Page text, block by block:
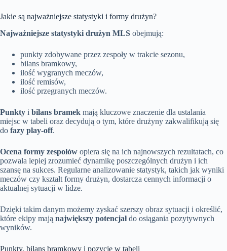
Jakie są najważniejsze statystyki i formy drużyn?
Najważniejsze statystyki drużyn MLS obejmują:
punkty zdobywane przez zespoły w trakcie sezonu,
bilans bramkowy,
ilość wygranych meczów,
ilość remisów,
ilość przegranych meczów.
Punkty i bilans bramek mają kluczowe znaczenie dla ustalania
miejsc w tabeli oraz decydują o tym, które drużyny zakwalifikują się
do fazy play-off.
Ocena formy zespołów opiera się na ich najnowszych rezultatach, co
pozwala lepiej zrozumieć dynamikę poszczególnych drużyn i ich
szansę na sukces. Regularne analizowanie statystyk, takich jak wyniki
meczów czy kształt formy drużyn, dostarcza cennych informacji o
aktualnej sytuacji w lidze.
Dzięki takim danym możemy zyskać szerszy obraz sytuacji i określić,
które ekipy mają największy potencjałdo osiągania pozytywnych
wyników.
Punkty, bilans bramkowy i pozycje w tabeli